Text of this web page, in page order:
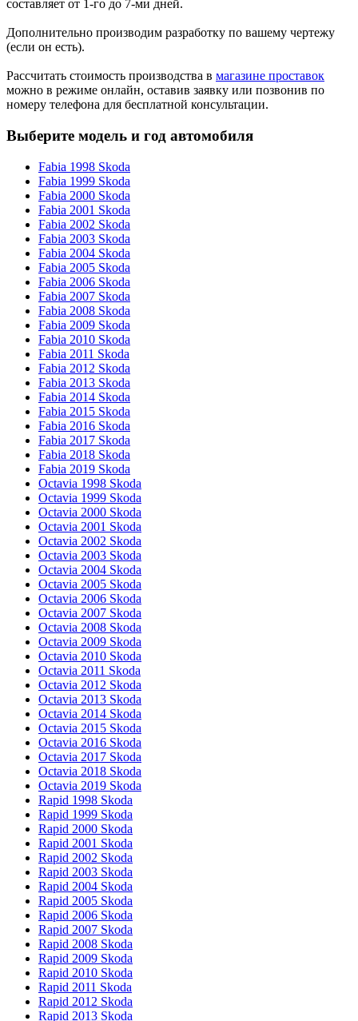
составляет от 1-го до 7-ми дней.
Дополнительно производим разработку по вашему чертежу
(если он есть).
Рассчитать стоимость производства в магазине проставок
можно в режиме онлайн, оставив заявку или позвонив по
номеру телефона для бесплатной консультации.
Выберите модель и год автомобиля
Fabia 1998 Skoda
Fabia 1999 Skoda
Fabia 2000 Skoda
Fabia 2001 Skoda
Fabia 2002 Skoda
Fabia 2003 Skoda
Fabia 2004 Skoda
Fabia 2005 Skoda
Fabia 2006 Skoda
Fabia 2007 Skoda
Fabia 2008 Skoda
Fabia 2009 Skoda
Fabia 2010 Skoda
Fabia 2011 Skoda
Fabia 2012 Skoda
Fabia 2013 Skoda
Fabia 2014 Skoda
Fabia 2015 Skoda
Fabia 2016 Skoda
Fabia 2017 Skoda
Fabia 2018 Skoda
Fabia 2019 Skoda
Octavia 1998 Skoda
Octavia 1999 Skoda
Octavia 2000 Skoda
Octavia 2001 Skoda
Octavia 2002 Skoda
Octavia 2003 Skoda
Octavia 2004 Skoda
Octavia 2005 Skoda
Octavia 2006 Skoda
Octavia 2007 Skoda
Octavia 2008 Skoda
Octavia 2009 Skoda
Octavia 2010 Skoda
Octavia 2011 Skoda
Octavia 2012 Skoda
Octavia 2013 Skoda
Octavia 2014 Skoda
Octavia 2015 Skoda
Octavia 2016 Skoda
Octavia 2017 Skoda
Octavia 2018 Skoda
Octavia 2019 Skoda
Rapid 1998 Skoda
Rapid 1999 Skoda
Rapid 2000 Skoda
Rapid 2001 Skoda
Rapid 2002 Skoda
Rapid 2003 Skoda
Rapid 2004 Skoda
Rapid 2005 Skoda
Rapid 2006 Skoda
Rapid 2007 Skoda
Rapid 2008 Skoda
Rapid 2009 Skoda
Rapid 2010 Skoda
Rapid 2011 Skoda
Rapid 2012 Skoda
Rapid 2013 Skoda